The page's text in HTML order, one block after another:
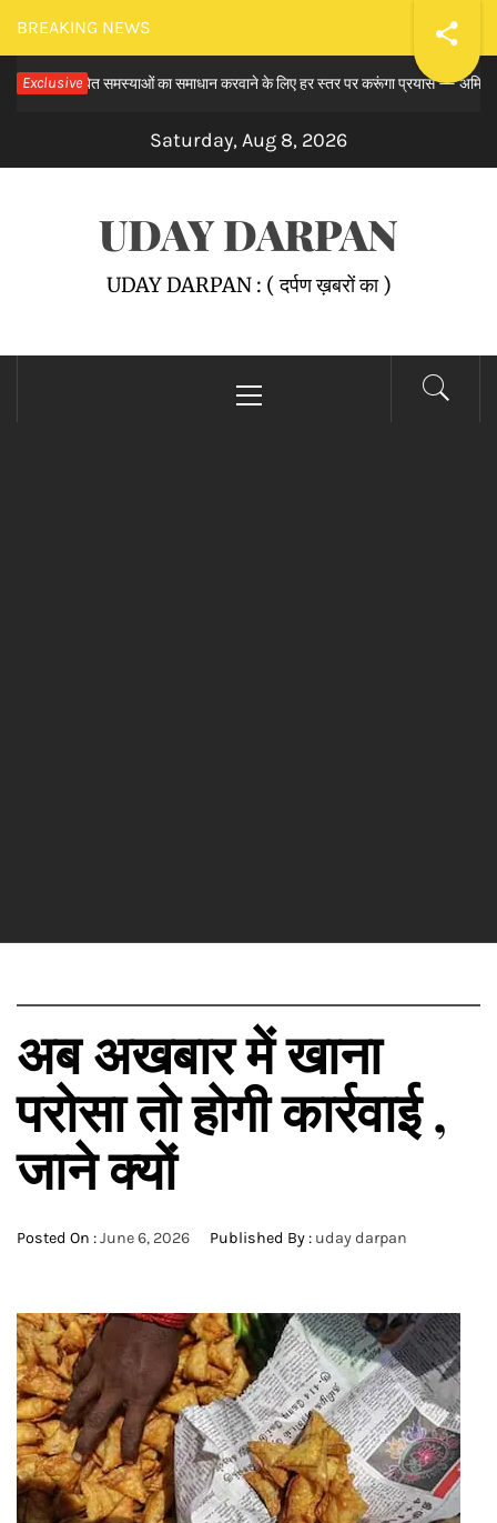
Skip
to
content
BREAKING NEWS
Exclusive
लंबित समस्याओं का समाधान करवाने के लिए हर स्तर पर करूंगा प्रयास — अमित तनेजा
Saturday, Aug 8, 2026
UDAY DARPAN
UDAY DARPAN : ( दर्पण ख़बरों का )
Menu
अब अखबार में खाना
परोसा तो होगी कार्रवाई ,
जाने क्यों
Posted On :June 6, 2026 Published By : uday darpan